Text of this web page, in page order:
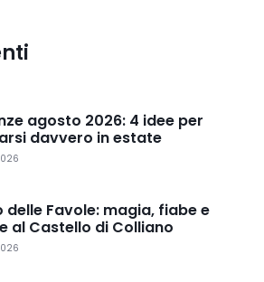
agosto 2026: 4 idee per
davvero in estate
delle Favole: magia, fiabe e
al Castello di Colliano